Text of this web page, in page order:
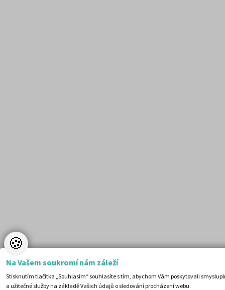
🍪
Na Vašem soukromí nám záleží
Stisknutím tlačítka „Souhlasím“ souhlasíte s tím, abychom Vám poskytovali
a užitečné služby na základě Vašich údajů o sledování procházení webu.